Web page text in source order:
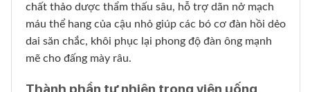
chất thảo dược thẩm thấu sâu, hỗ trợ dãn nở mạch
máu thể hang của cậu nhỏ giúp các bó cơ đàn hồi dẻo
dai săn chắc, khôi phục lại phong độ đàn ông mạnh
mẽ cho đấng mày râu.